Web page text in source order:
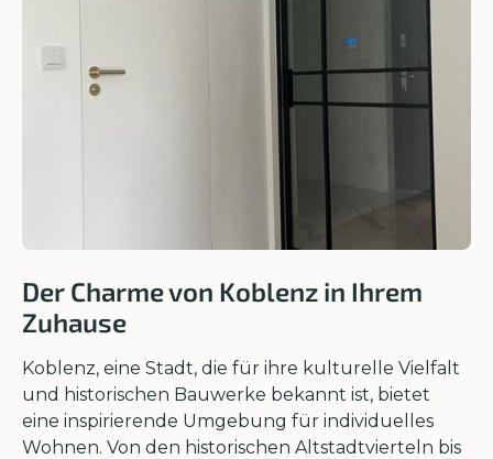
Der Charme von Koblenz in Ihrem
Zuhause
Koblenz, eine Stadt, die für ihre kulturelle Vielfalt
und historischen Bauwerke bekannt ist, bietet
eine inspirierende Umgebung für individuelles
Wohnen. Von den historischen Altstadtvierteln bis